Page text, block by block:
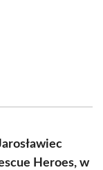
Heroes, w